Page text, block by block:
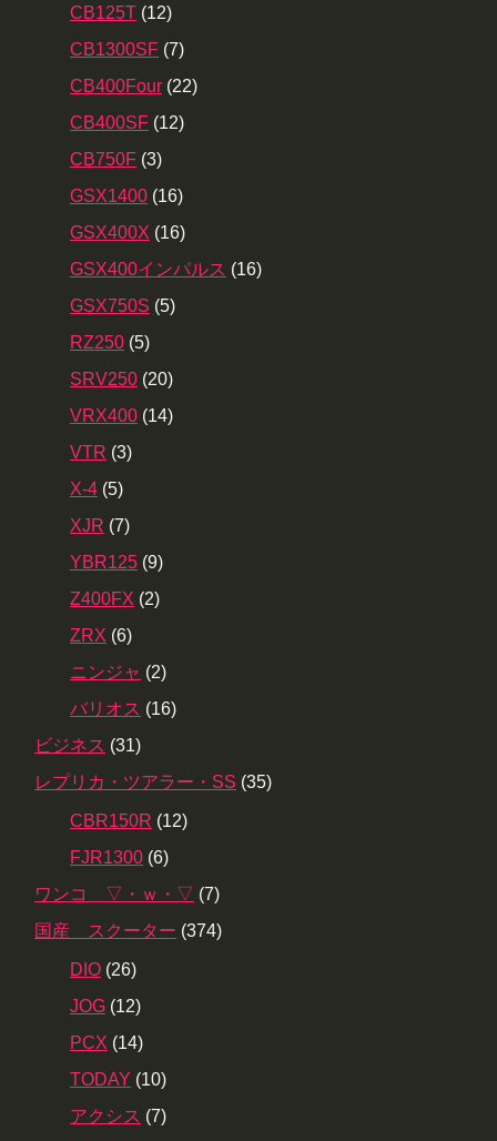
CB125T (12)
CB1300SF (7)
CB400Four (22)
CB400SF (12)
CB750F (3)
GSX1400 (16)
GSX400X (16)
GSX400インパルス (16)
GSX750S (5)
RZ250 (5)
SRV250 (20)
VRX400 (14)
VTR (3)
X-4 (5)
XJR (7)
YBR125 (9)
Z400FX (2)
ZRX (6)
ニンジャ (2)
バリオス (16)
ビジネス (31)
レプリカ・ツアラー・SS (35)
CBR150R (12)
FJR1300 (6)
ワンコ ▽・ｗ・▽ (7)
国産 スクーター (374)
DIO (26)
JOG (12)
PCX (14)
TODAY (10)
アクシス (7)